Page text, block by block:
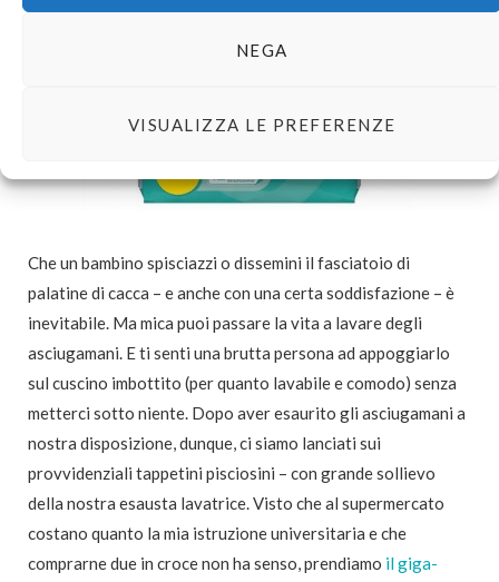
NEGA
VISUALIZZA LE PREFERENZE
Che un bambino spisciazzi o dissemini il fasciatoio di
palatine di cacca – e anche con una certa soddisfazione – è
inevitabile. Ma mica puoi passare la vita a lavare degli
asciugamani. E ti senti una brutta persona ad appoggiarlo
sul cuscino imbottito (per quanto lavabile e comodo) senza
metterci sotto niente. Dopo aver esaurito gli asciugamani a
nostra disposizione, dunque, ci siamo lanciati sui
provvidenziali tappetini pisciosini – con grande sollievo
della nostra esausta lavatrice. Visto che al supermercato
costano quanto la mia istruzione universitaria e che
comprarne due in croce non ha senso, prendiamo il giga-